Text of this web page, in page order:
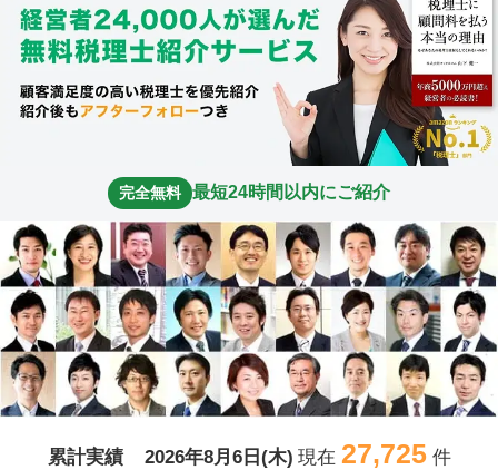
完全無料 最短24時間以内にご紹介
累計実績 2026年8月6日(木) 現在 27,725 件